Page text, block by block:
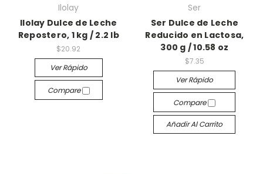
Ilolay
Ilolay Dulce de Leche
Repostero, 1 kg / 2.2 lb
$20.92
Ver Rápido
Compare
Ser
Ser Dulce de Leche
Reducido en Lactosa,
300 g / 10.58 oz
$7.35
Ver Rápido
Compare
Añadir Al Carrito